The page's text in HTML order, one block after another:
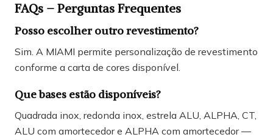
FAQs – Perguntas Frequentes
Posso escolher outro revestimento?
Sim. A MIAMI permite personalização de revestimento
conforme a carta de cores disponível.
Que bases estão disponíveis?
Quadrada inox, redonda inox, estrela ALU, ALPHA, CT,
ALU com amortecedor e ALPHA com amortecedor —